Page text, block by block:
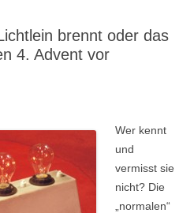
brennt oder das
4. Advent vor
Wer kennt
und
vermisst sie
nicht? Die
„normalen“